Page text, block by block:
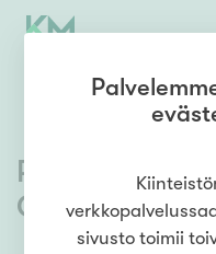
Oulu
sivusto toimii